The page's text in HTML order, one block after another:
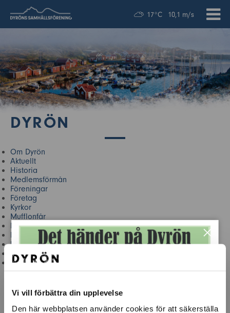
Vi vill förbättra din upplevelse
Den här webbplatsen använder cookies för att säkerställa
17°C 10,1 m/s
DYRÖN
Om Dyrön
Aktuellt
Historia
Medlemsförmån
Föreningar
Företag
Kyrkor
Mufflonfår
Närliggande
Brandvärn & sjuktransport
Hjärtstartare
Ta dig hit
Integritetspolicy
×